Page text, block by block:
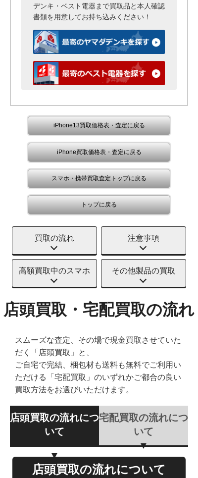
デンキ・ベスト電器まで買取品と本人確認
書類を用意してお持ち込みください！
iPhone13買取価格表・査定に戻る
iPhone買取価格表・査定に戻る
スマホ・携帯買取査定トップに戻る
トップに戻る
買取の流れ 注意事項
高額買取中のスマホ その他製品の買取
店頭買取・宅配買取の流れ
スムーズな査定、その場で現金買取させていた
だく「店頭買取」と、
ご自宅で完結、梱包材も送料も無料でご利用い
ただける「宅配買取」のいずれかご都合の良い
買取方法をお選びいただけます。
店頭買取の流れにつ
いて
宅配買取の流れにつ
いて
店頭買取の流れについて